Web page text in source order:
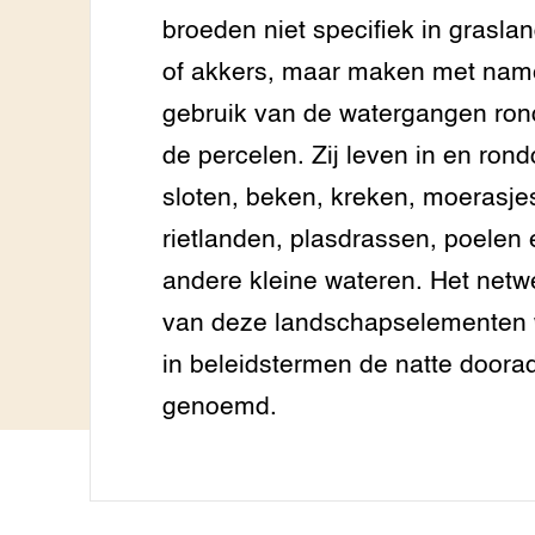
Tuinbouw
Kennis
broeden niet specifiek in
of akkers, maar maken met
gebruik van de watergangen
de percelen. Zij leven in en
sloten, beken, kreken,
rietlanden, plasdrassen, poelen
andere kleine wateren. Het
van deze landschapselementen
in beleidstermen de natte
genoemd.